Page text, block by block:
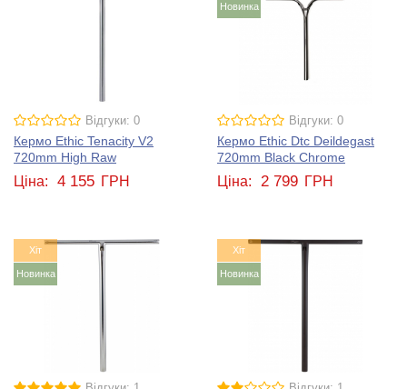
Відгуки: 0
Кермо Ethic Tenacity V2
720mm High Raw
Ціна: 4 155 ГРН
Новинка
Відгуки: 0
Кермо Ethic Dtc Deildegast
720mm Black Chrome
Ціна: 2 799 ГРН
Хіт
Новинка
Хіт
Новинка